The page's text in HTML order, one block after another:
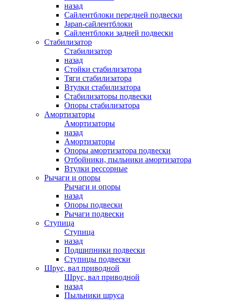
назад
Сайлентблоки передней подвески
Japan-сайлентблоки
Сайлентблоки задней подвески
Стабилизатор
Стабилизатор
назад
Стойки стабилизатора
Тяги стабилизатора
Втулки стабилизатора
Стабилизаторы подвески
Опоры стабилизатора
Амортизаторы
Амортизаторы
назад
Амортизаторы
Опоры амортизатора подвески
Отбойники, пыльники амортизатора
Втулки рессорные
Рычаги и опоры
Рычаги и опоры
назад
Опоры подвески
Рычаги подвески
Ступица
Ступица
назад
Подшипники подвески
Ступицы подвески
Шрус, вал приводной
Шрус, вал приводной
назад
Пыльники шруса